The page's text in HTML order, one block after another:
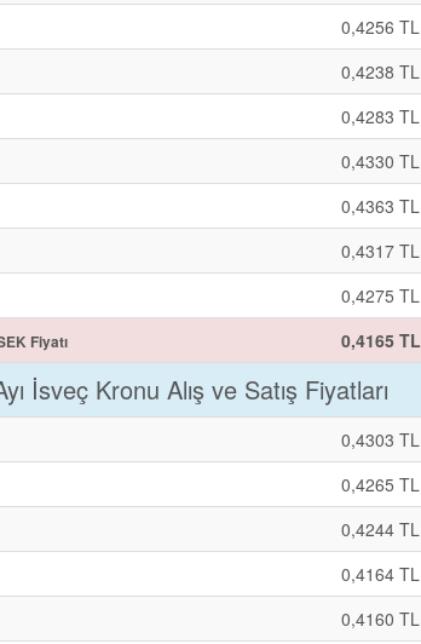
0,4256 TL
0,4238 TL
0,4283 TL
0,4330 TL
0,4363 TL
0,4317 TL
0,4275 TL
Fiyatı 0,4165 TL
İsveç Kronu Alış ve Satış Fiyatları
0,4303 TL
0,4265 TL
0,4244 TL
0,4164 TL
0,4160 TL